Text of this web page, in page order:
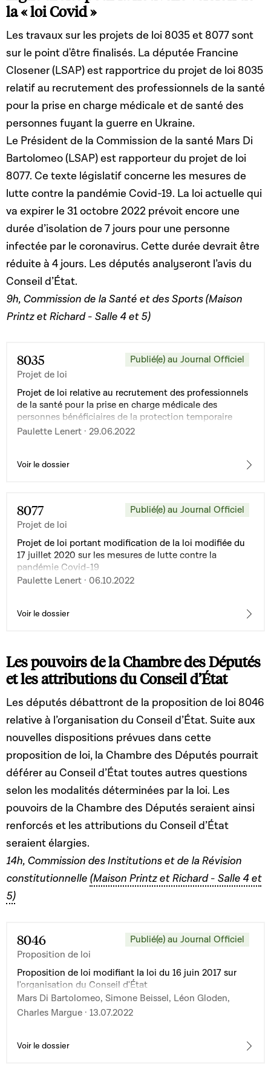
transposition de la directive 2010/24/UE du Conseil du
matière de recouvrement des créances relatives aux
taxes, impôts, droits et autres mesures ; 3° de la loi
modifiée du 29 mars 2013 relative à la coopération
administrative dans le domaine fiscal ; 4° de la loi
modifiée du 18 décembre 2015 relative à la Norme
commune de déclaration (NCD) ; 5° de la loi modifiée du
23 décembre 2016 relative à la déclaration pays par pays
; 6° de la loi modifiée du 25 mars 2020 relative aux
dispositifs transfrontières devant faire l'objet d'une
déclaration ; 7° de la loi modifiée du 25 mars 2020
instituant un système électronique central de recherche
de données concernant des comptes IBAN et des
coffres-forts ; en vue de transposer la directive 2021/514
du Conseil du 22 mars 2021 modifiant la directive
2011/16/UE en ce qui concerne l'échange automatique
et obligatoire d'informations dans le domaine fiscal
la « loi Covid »
Les travaux sur les projets de loi 8035 et 8077 sont
sur le point d'être finalisés. La députée Francine
Closener (LSAP) est rapportrice du projet de loi 8035
relatif au recrutement des professionnels de la santé
pour la prise en charge médicale et de santé des
personnes fuyant la guerre en Ukraine.
Le Président de la Commission de la santé Mars Di
Bartolomeo (LSAP) est rapporteur du projet de loi
8077. Ce texte législatif concerne les mesures de
lutte contre la pandémie Covid-19. La loi actuelle qui
va expirer le 31 octobre 2022 prévoit encore une
durée d’isolation de 7 jours pour une personne
infectée par le coronavirus. Cette durée devrait être
réduite à 4 jours. Les députés analyseront l’avis du
Conseil d’État.
9h, Commission de la Santé et des Sports (Maison
Printz et Richard - Salle 4 et 5)
8035
Projet de loi
Publié(e) au Journal Officiel
Projet de loi relative au recrutement des professionnels
de la santé pour la prise en charge médicale des
personnes bénéficiaires de la protection temporaire
dans le contexte du conflit entre la Russie et l'Ukraine
Paulette Lenert · 29.06.2022
Voir le dossier
8077
Projet de loi
Publié(e) au Journal Officiel
Projet de loi portant modification de la loi modifiée du
17 juillet 2020 sur les mesures de lutte contre la
pandémie Covid-19
Paulette Lenert · 06.10.2022
Voir le dossier
Les pouvoirs de la Chambre des Députés
et les attributions du Conseil d’État
Les députés débattront de la proposition de loi 8046
relative à l’organisation du Conseil d’État. Suite aux
nouvelles dispositions prévues dans cette
proposition de loi, la Chambre des Députés pourrait
déférer au Conseil d’État toutes autres questions
selon les modalités déterminées par la loi. Les
pouvoirs de la Chambre des Députés seraient ainsi
renforcés et les attributions du Conseil d’État
seraient élargies.
14h, Commission des Institutions et de la Révision
constitutionnelle (Maison Printz et Richard - Salle 4 et
5)
8046
Proposition de loi
Publié(e) au Journal Officiel
Proposition de loi modifiant la loi du 16 juin 2017 sur
l'organisation du Conseil d'État
Mars Di Bartolomeo, Simone Beissel, Léon Gloden,
Charles Margue · 13.07.2022
Voir le dossier